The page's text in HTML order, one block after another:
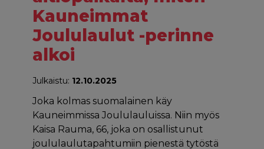
Kauneimmat
Joululaulut -perinne
alkoi
Julkaistu: 12.10.2025
Joka kolmas suomalainen käy
Kauneimmissa Joululauluissa. Niin myös
Kaisa Rauma, 66, joka on osallistunut
joululaulutapahtumiin pienestä tytöstä